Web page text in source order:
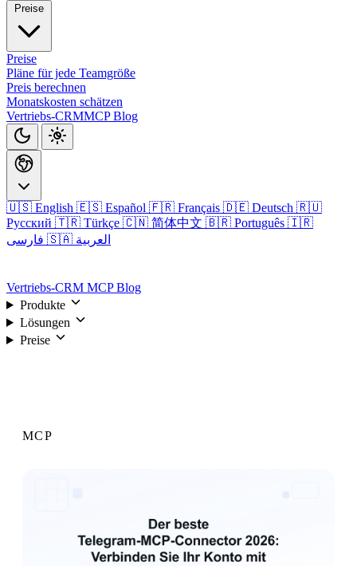
Preise
Preise
Pläne für jede Teamgröße
Preis berechnen
Monatskosten schätzen
Vertriebs-CRMMCPBlog
🇺🇸 English 🇪🇸 Español 🇫🇷 Français 🇩🇪 Deutsch 🇷🇺
Русский 🇹🇷 Türkçe 🇨🇳 简体中文 🇧🇷 Português 🇮🇷
🇸🇦 العربية
Vertriebs-CRM MCPBlog
Produkte
Lösungen
Preise
MCP